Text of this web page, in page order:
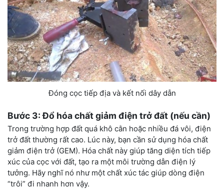
Đóng cọc tiếp địa và kết nối dây dẫn
Bước 3: Đổ hóa chất giảm điện trở đất (nếu cần)
Trong trường hợp đất quá khô cằn hoặc nhiều đá vôi, điện
trở đất thường rất cao. Lúc này, bạn cần sử dụng hóa chất
giảm điện trở (GEM). Hóa chất này giúp tăng diện tích tiếp
xúc của cọc với đất, tạo ra một môi trường dẫn điện lý
tưởng. Hãy nghĩ nó như một chất xúc tác giúp dòng điện
“trôi” đi nhanh hơn vậy.